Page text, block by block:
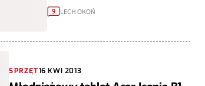
9 LECH OKOŃ
SPRZĘT16 KWI 2013